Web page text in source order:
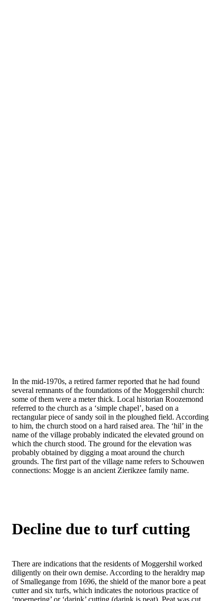
In the mid-1970s, a retired farmer reported that he had found
several remnants of the foundations of the Moggershil church:
some of them were a meter thick. Local historian Roozemond
referred to the church as a ‘simple chapel’, based on a
rectangular piece of sandy soil in the ploughed field. According
to him, the church stood on a hard raised area. The ‘hil’ in the
name of the village probably indicated the elevated ground on
which the church stood. The ground for the elevation was
probably obtained by digging a moat around the church
grounds. The first part of the village name refers to Schouwen
connections: Mogge is an ancient Zierikzee family name.
Decline due to turf cutting
There are indications that the residents of Moggershil worked
diligently on their own demise. According to the heraldry map
of Smallegange from 1696, the shield of the manor bore a peat
cutter and six turfs, which indicates the notorious practice of